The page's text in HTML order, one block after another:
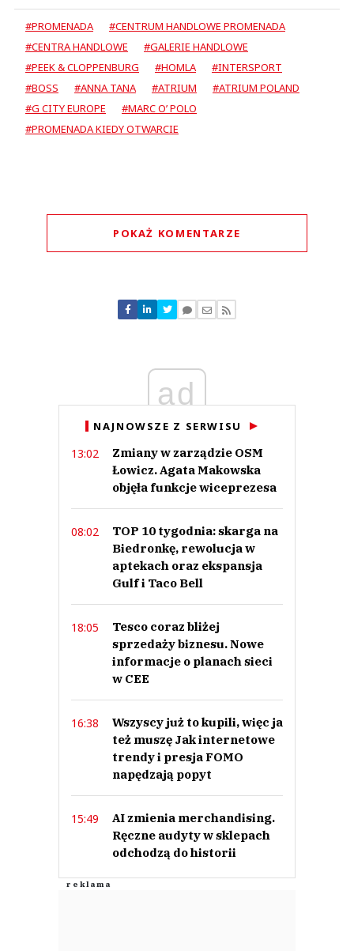
#PROMENADA
#CENTRUM HANDLOWE PROMENADA
#CENTRA HANDLOWE
#GALERIE HANDLOWE
#PEEK & CLOPPENBURG
#HOMLA
#INTERSPORT
#BOSS
#ANNA TANA #ATRIUM
#ATRIUM POLAND
#G CITY EUROPE
#MARC O’ POLO
#PROMENADA KIEDY OTWARCIE
POKAŻ KOMENTARZE
Nie znaleziono komentarzy
Zostaw swoje komentarze
Anuluj
ad
NAJNOWSZE Z SERWISU
13:02
Zmiany w zarządzie OSM
Łowicz. Agata Makowska
objęła funkcje wiceprezesa
08:02
TOP 10 tygodnia: skarga na
Biedronkę, rewolucja w
aptekach oraz ekspansja
Gulf i Taco Bell
18:05
Tesco coraz bliżej
sprzedaży biznesu. Nowe
informacje o planach sieci
w CEE
16:38
Wszyscy już to kupili, więc ja
też muszę Jak internetowe
trendy i presja FOMO
napędzają popyt
15:49
AI zmienia merchandising.
Ręczne audyty w sklepach
odchodzą do historii